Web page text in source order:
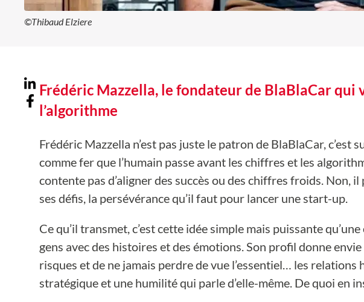
©Thibaud Elziere
Frédéric Mazzella, le fondateur de BlaBlaCar qui
l’algorithme
Frédéric Mazzella n’est pas juste le patron de BlaBlaCar, c’est
comme fer que l’humain passe avant les chiffres et les
contente pas d’aligner des succès ou des chiffres froids. Non,
ses défis, la persévérance qu’il faut pour lancer une start-up.
Ce qu’il transmet, c’est cette idée simple mais puissante
gens avec des histoires et des émotions. Son profil donne
risques et de ne jamais perdre de vue l’essentiel… les relations
stratégique et une humilité qui parle d’elle-même. De quoi en